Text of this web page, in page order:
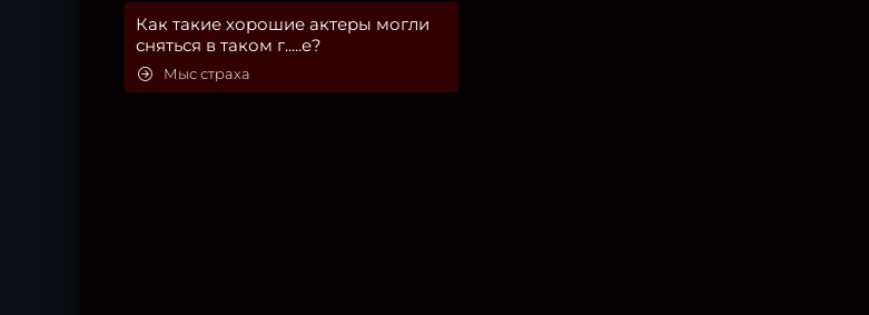
Как такие хорошие актеры могли
сняться в таком г.....е?
Мыс страха